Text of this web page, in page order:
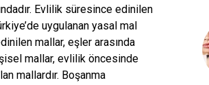
Evlilik süresince edinilen
uygulanan yasal mal
mallar, eşler arasında
mallar, evlilik öncesinde
mallardır. Boşanma